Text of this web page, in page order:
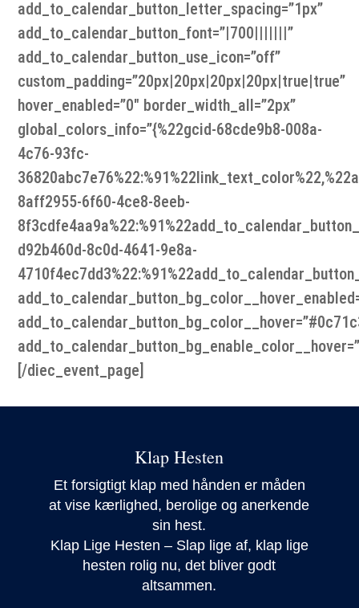
add_to_calendar_button_letter_spacing=”1px”
add_to_calendar_button_font=”|700|||||||”
add_to_calendar_button_use_icon=”off”
custom_padding=”20px|20px|20px|20px|true|true”
hover_enabled=”0″ border_width_all=”2px”
global_colors_info=”{%22gcid-68cde9b8-008a-
4c76-93fc-
8aff2955-6f60-4ce8-8eeb-
d92b460d-8c0d-4641-9e8a-
[/diec_event_page]
Klap Hesten
Et forsigtigt klap med hånden er måden
at vise kærlighed, berolige og anerkende
sin hest.
Klap Lige Hesten – Slap lige af, klap lige
hesten rolig nu, det bliver godt
altsammen.